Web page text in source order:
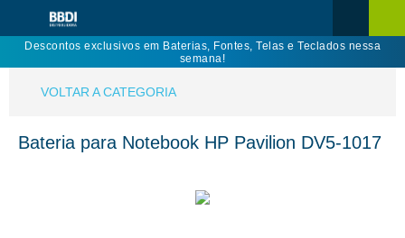
Descontos exclusivos em Baterias, Fontes, Telas e Teclados nessa
semana!
VOLTAR A CATEGORIA
Bateria para Notebook HP Pavilion DV5-1017